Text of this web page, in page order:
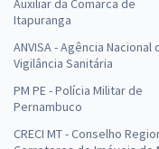
Auxiliar da Comarca de
Itapuranga
ANVISA - Agência Nacional
Vigilância Sanitária
PM PE - Polícia Militar de
Pernambuco
CRECI MT - Conselho